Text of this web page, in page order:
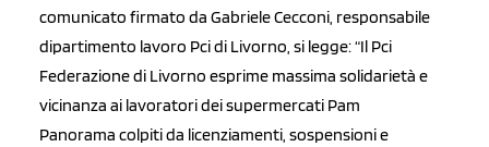
comunicato firmato da Gabriele Cecconi, responsabile
dipartimento lavoro Pci di Livorno, si legge: “Il Pci
Federazione di Livorno esprime massima solidarietà e
vicinanza ai lavoratori dei supermercati Pam
Panorama colpiti da licenziamenti, sospensioni e